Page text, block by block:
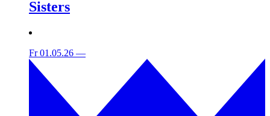
Sisters
Fr 01.05.26 —